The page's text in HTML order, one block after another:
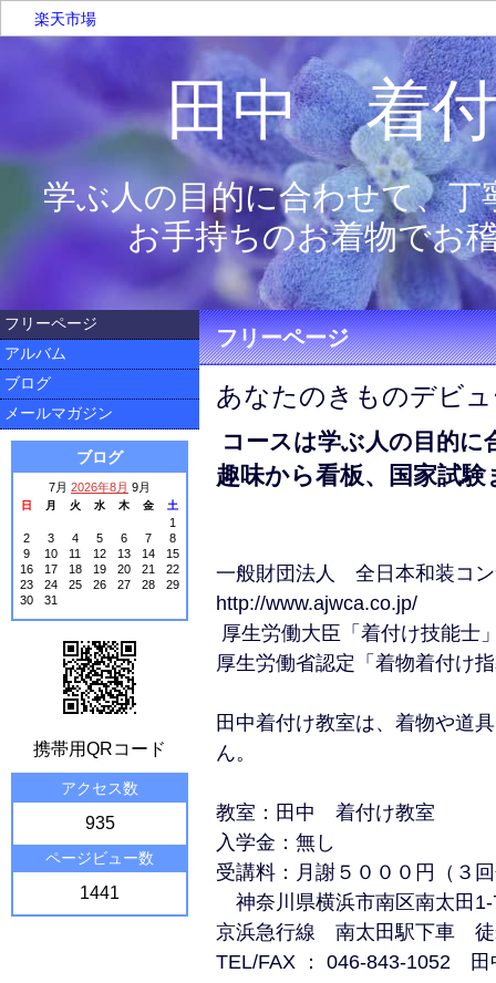
楽天市場
田中 着
学ぶ人の目的に合わせて、
お手持ちのお着物でお
フリーページ
あなたのきものデビ
コースは学ぶ人の目的に
趣味から看板、国家試
一般財団法人 全日本和装コ
http://www.ajwca.co.jp/
厚生労働大臣「着付け技能士
厚生労働省認定「着物着付け
田中着付け教室は、着物や道
ん。
教室：田中 着付け教室
入学金：無し
受講料：月謝５０００円（３
神奈川県横浜市南区南太田
京浜急行線 南太田駅下車 徒
TEL/FAX ： 046-843-1052
フリーページ
アルバム
ブログ
メールマガジン
ブログ
7月 2026年8月 9月
日 月 火 水 木 金 土
1
2
3 4 5 6 7
8
9
10 11 12 13 14
15
16
17 18 19 20 21
22
23
24 25 26 27 28
29
30
31
携帯用QRコード
アクセス数
935
ページビュー数
1441